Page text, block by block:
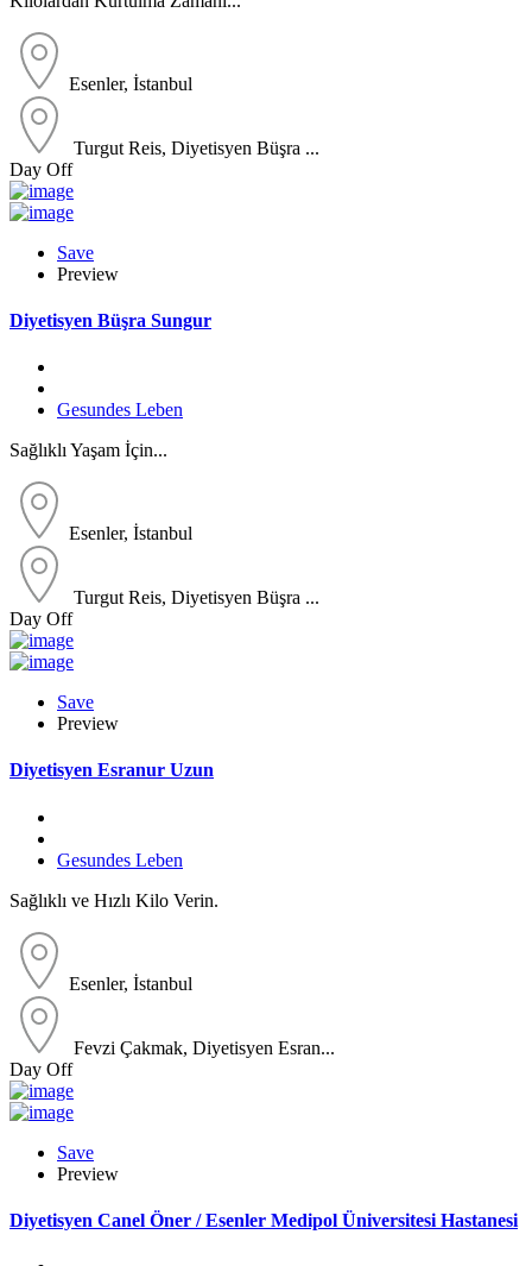
Esenler, İstanbul
Turgut Reis, Diyetisyen Büşra ...
Day Off
Save
Preview
Diyetisyen Büşra Sungur
Gesundes Leben
Sağlıklı Yaşam İçin...
Esenler, İstanbul
Turgut Reis, Diyetisyen Büşra ...
Day Off
Save
Preview
Diyetisyen Esranur Uzun
Gesundes Leben
Sağlıklı ve Hızlı Kilo Verin.
Esenler, İstanbul
Fevzi Çakmak, Diyetisyen Esran...
Day Off
Save
Preview
Diyetisyen Canel Öner / Esenler Medipol Üniversitesi Hastanesi